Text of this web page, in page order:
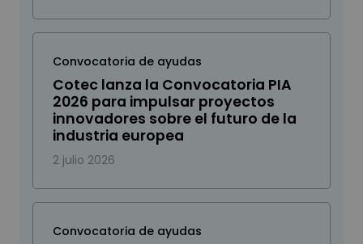
Convocatoria de ayudas
Cotec lanza la Convocatoria PIA
2026 para impulsar proyectos
innovadores sobre el futuro de la
industria europea
2 julio 2026
Convocatoria de ayudas